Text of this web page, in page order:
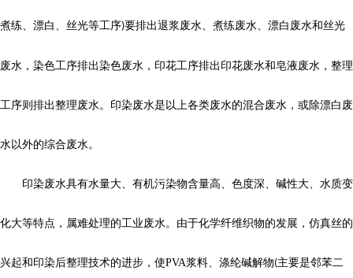
煮练、漂白、丝光等工序)要排出退浆废水、煮练废水、漂白废水和丝光
废水，染色工序排出染色废水，印花工序排出印花废水和皂液废水，整理
工序则排出整理废水。印染废水是以上各类废水的混合废水，或除漂白废
水以外的综合废水。
印染废水具有水量大、有机污染物含量高、色度深、碱性大、水质变
化大等特点，属难处理的工业废水。由于化学纤维织物的发展，仿真丝的
兴起和印染后整理技术的进步，使PVA浆料、涤纶碱解物(主要是邻苯二